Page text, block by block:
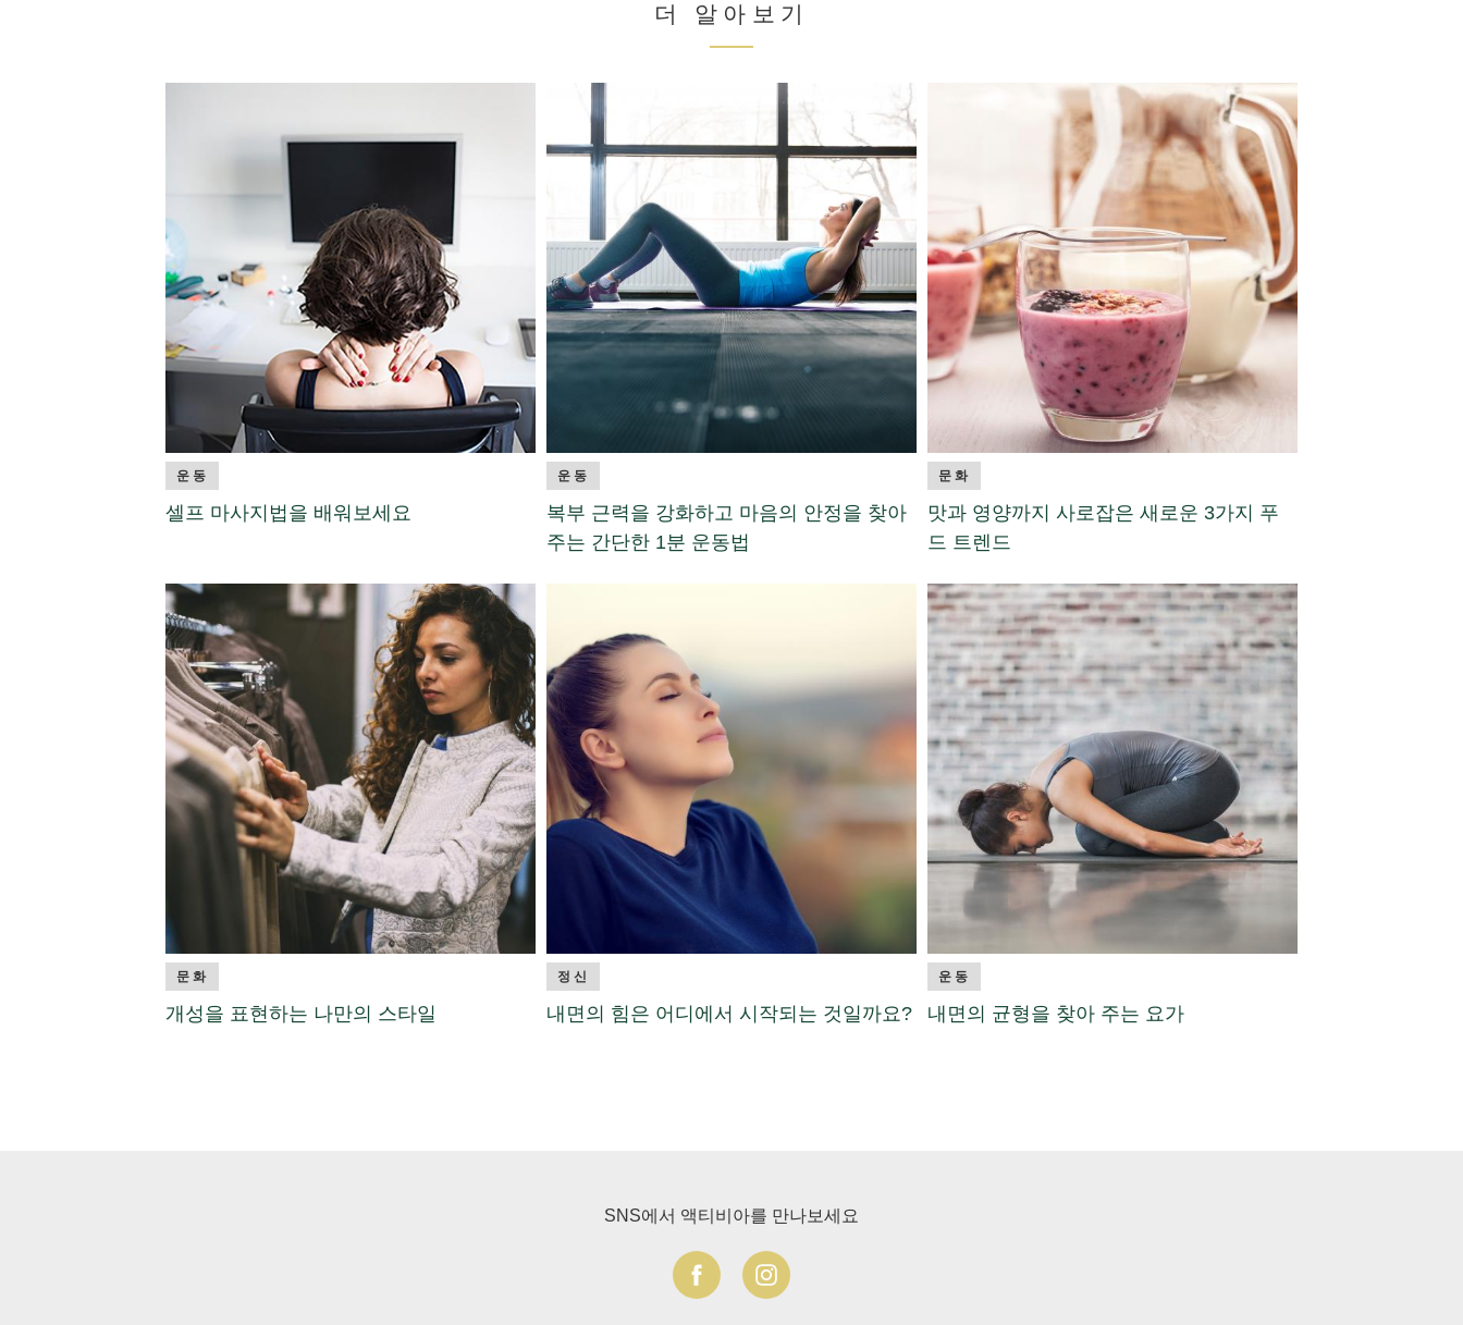
더 알아보기
운동
셀프 마사지법을 배워보세요
운동
복부 근력을 강화하고 마음의 안정을 찾아
주는 간단한 1분 운동법
문화
맛과 영양까지 사로잡은 새로운 3가지 푸
드 트렌드
문화
개성을 표현하는 나만의 스타일
정신
내면의 힘은 어디에서 시작되는 것일까요?
운동
내면의 균형을 찾아 주는 요가
SNS에서 액티비아를 만나보세요